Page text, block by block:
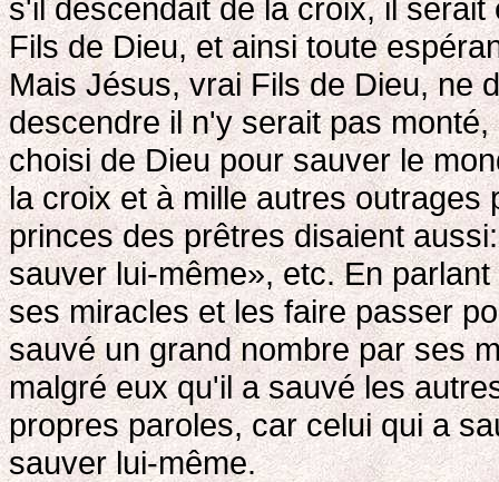
s'il descendait de la croix, il
Fils de Dieu, et ainsi toute
Mais Jésus, vrai Fils de Dieu, ne
descendre il n'y serait pas
choisi de Dieu pour sauver le
la croix et à mille autres
princes des prêtres disaient
sauver lui-même», etc. En
ses miracles et les faire passer
sauvé un grand nombre par ses
malgré eux qu'il a sauvé les
propres paroles, car celui qui a
sauver lui-même.